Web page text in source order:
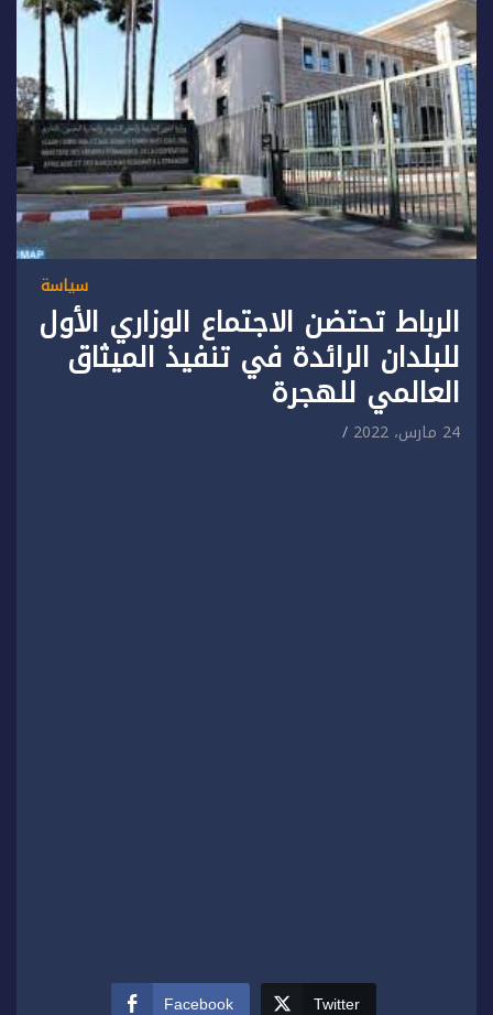
سياسة
الرباط تحتضن الاجتماع الوزاري الأول
للبلدان الرائدة في تنفيذ الميثاق
العالمي للهجرة
24 مارس، 2022
Facebook Twitter